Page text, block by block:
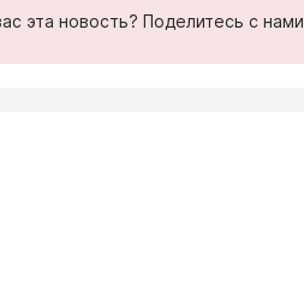
эта новость? Поделитесь с нами